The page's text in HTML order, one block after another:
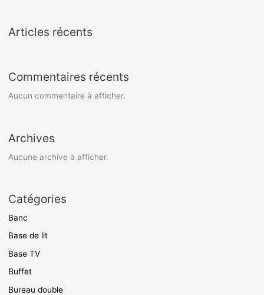
Articles récents
Commentaires récents
Aucun commentaire à afficher.
Archives
Aucune archive à afficher.
Catégories
Banc
Base de lit
Base TV
Buffet
Bureau double